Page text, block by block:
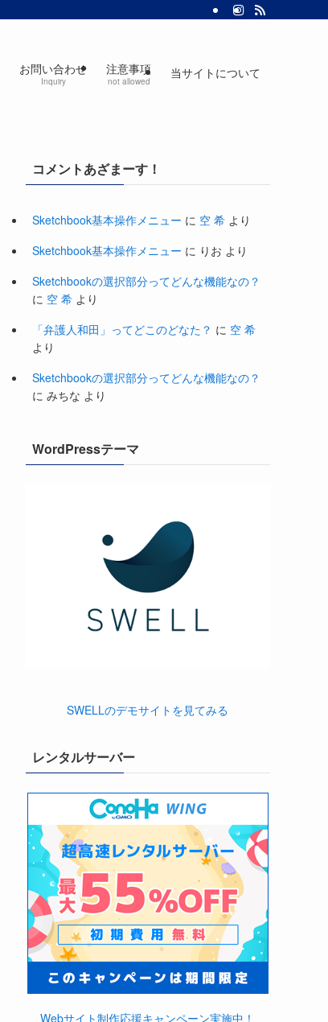
お問い合わせ
Inquiry
注意事項
not allowed
当サイトについて
コメントあざまーす！
Sketchbook基本操作メニュー に 空 希 より
Sketchbook基本操作メニュー に りお より
Sketchbookの選択部分ってどんな機能なの？
に 空 希 より
「弁護人和田」ってどこのどなた？ に 空 希
より
Sketchbookの選択部分ってどんな機能なの？
に みちな より
WordPressテーマ
SWELLのデモサイトを見てみる
レンタルサーバー
Webサイト制作応援キャンペーン実施中！